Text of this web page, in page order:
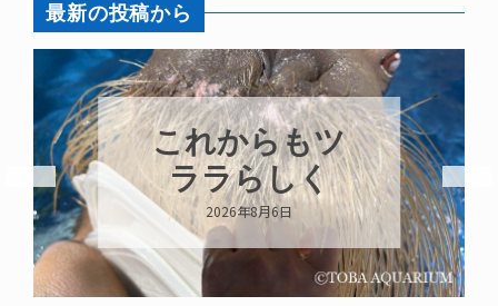
最新の投稿から
これからもツ
ララらしく
2026年8月6日